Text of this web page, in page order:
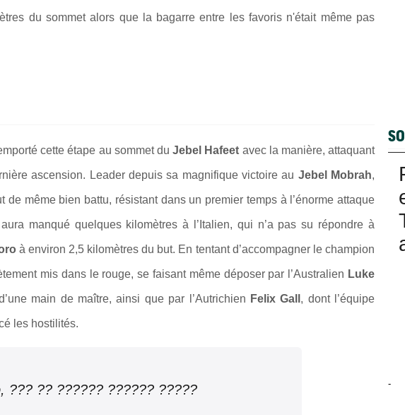
du sommet alors que la bagarre entre les favoris n'était même pas
cette étape au sommet duJebel Hafeet avec la manière, attaquant
ascension. Leader depuis sa magnifique victoire au Jebel Mobrah,
de même bien battu, résistant dans un premier temps à l’énorme attaque
manqué quelques kilomètres à l’Italien, qui n’a pas su répondre à
à environ 2,5 kilomètres du but. En tentant d’accompagner le champion
mis dans le rouge, se faisant même déposer par l’Australien Luke
main de maître, ainsi que par l’Autrichien Felix Gall , dont l’équipe
les hostilités.
??? ?? ?????? ?????? ????? -